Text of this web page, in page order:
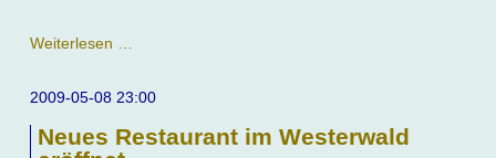
Weiterlesen …
im
-
2009-05-08 23:00
Neues Restaurant im Westerwald